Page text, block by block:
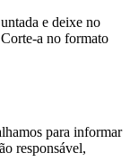
e deixe no
a no formato
para informar
responsável,